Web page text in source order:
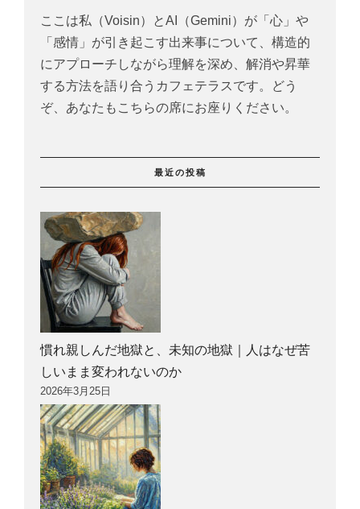
ここは私（Voisin）とAI（Gemini）が「心」や
「感情」が引き起こす出来事について、構造的
にアプローチしながら理解を深め、解消や昇華
する方法を語り合うカフェテラスです。どう
ぞ、あなたもこちらの席にお座りください。
最近の投稿
慣れ親しんだ地獄と、未知の地獄｜人はなぜ苦
しいまま変われないのか
2026年3月25日